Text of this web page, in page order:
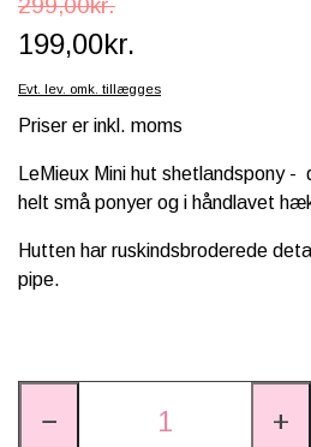
SJOVE HESTE
199,00kr.
Evt. lev. omk. tillægges
Priser er inkl. moms
LeMieux Mini hut shetlandspony
helt små ponyer og i håndlavet
Hutten har ruskindsbroderede
pipe.
− +